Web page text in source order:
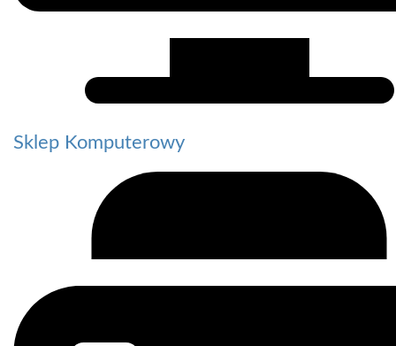
Sklep Komputerowy